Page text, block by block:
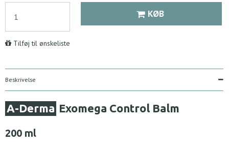
KØB
Tilføj til ønskeliste
Beskrivelse
A-Derma Exomega Control Balm
200 ml